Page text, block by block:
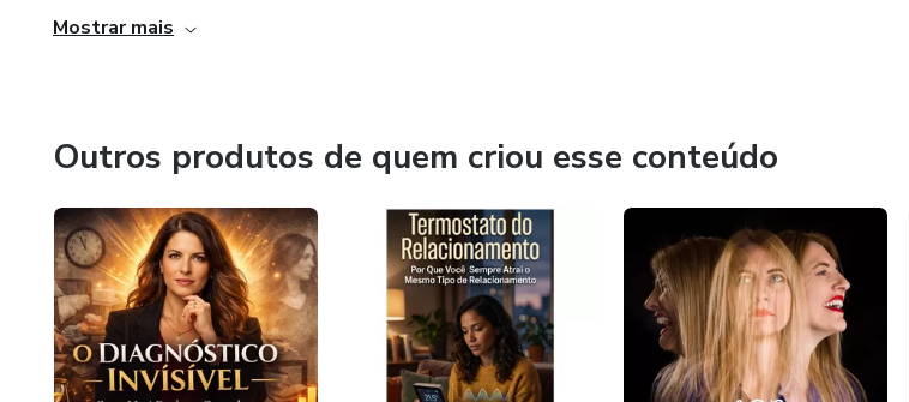
Mestre em psicologia clinica
Master Programação NeuroLinguística
Hipnoterapeuta
Coach ICI
Mostrar mais
Outros produtos de quem criou esse conteúdo